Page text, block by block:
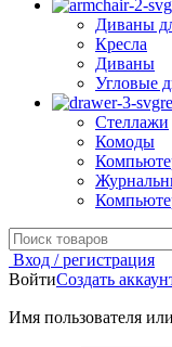
Диваны
Кресла
Диваны
Угловые
Стеллажи
Комоды
Вход / регистрация
ВойтиСоздать
Имя пользователя